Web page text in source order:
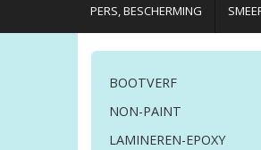
PERS, BESCHERMING
BOOTVERF
NON-PAINT
LAMINEREN-EPOXY